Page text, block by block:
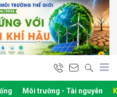
Môi trường - Tài nguyên